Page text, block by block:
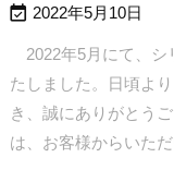
 2022年5月10日
2022年5月にて、シ
たしました。日頃よ
き、誠にありがとうご
は、お客様からいた